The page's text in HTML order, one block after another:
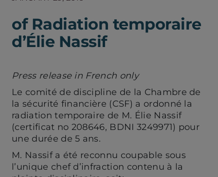
of Radiation temporaire
d’Élie Nassif
Press release in French only
Le comité de discipline de la Chambre de
la sécurité financière (CSF) a ordonné la
radiation temporaire de M. Élie Nassif
(certificat no 208646, BDNI 3249971) pour
une durée de 5 ans.
M. Nassif a été reconnu coupable sous
l’unique chef d’infraction contenu à la